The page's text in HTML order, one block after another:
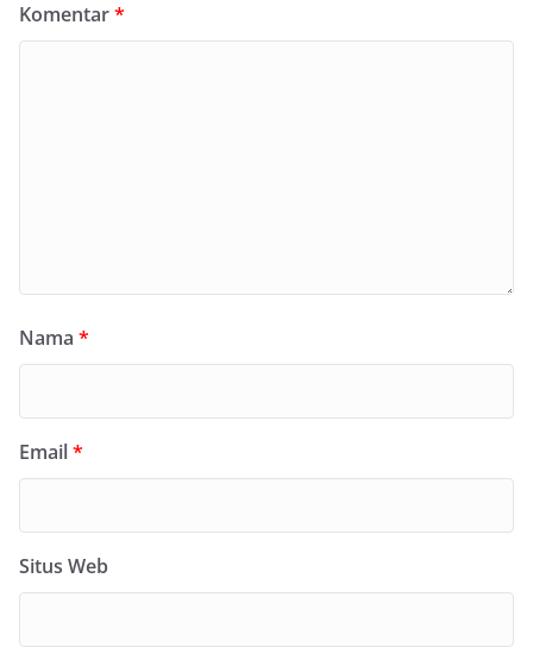
Komentar*
Nama *
Email*
Situs Web